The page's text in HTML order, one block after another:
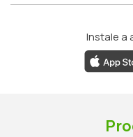
Instale a